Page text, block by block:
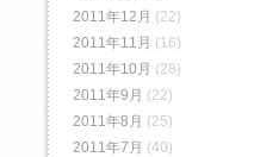
2011年12月 (22)
2011年11月 (16)
2011年10月 (28)
2011年9月 (22)
2011年8月 (25)
2011年7月 (40)